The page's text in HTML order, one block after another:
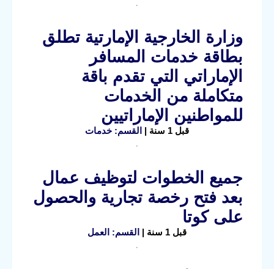
وزارة الخارجية الإمارتية تطلق
بطاقة خدمات المسافر
الإماراتي التي تقدم باقة
متكاملة من الخدمات
للمواطنين الإماراتيين
قبل 1 سنة | القسم: خدمات
جميع الخطوات لتوظيف عمال
بعد فتح رخصة تجارية والحصول
على كوتا
قبل 1 سنة | القسم: العمل